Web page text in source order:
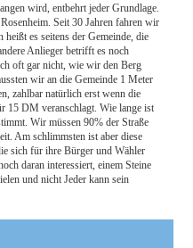
wird, entbehrt jeder Grundlage.
Seit 30 Jahren fahren wir
es seitens der Gemeinde, die
Anlieger betrifft es noch
oft gar nicht, wie wir den Berg
wir an die Gemeinde 1 Meter
zahlbar natürlich erst wenn die
15 DM veranschlagt. Wie lange ist
Wir müssen 90% der Straße
Am schlimmsten ist aber diese
sich für ihre Bürger und Wähler
daran interessiert, einem Steine
und nicht Jeder kann sein